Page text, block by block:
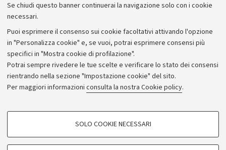
Se chiudi questo banner continuerai la navigazione solo con i cookie
necessari.
Puoi esprimere il consenso sui cookie facoltativi attivando l'opzione
in "Personalizza cookie" e, se vuoi, potrai esprimere consensi più
specifici in "Mostra cookie di profilazione".
Potrai sempre rivedere le tue scelte e verificare lo stato dei consensi
rientrando nella sezione "Impostazione cookie" del sito.
Per maggiori informazioni consulta la nostra Cookie policy.
COOKIE DI PROFILAZIONE - FACOLTATIVI
SOLO COOKIE NECESSARI
Archivio
Comunicati stampa
Redazione
Rassegna stampa